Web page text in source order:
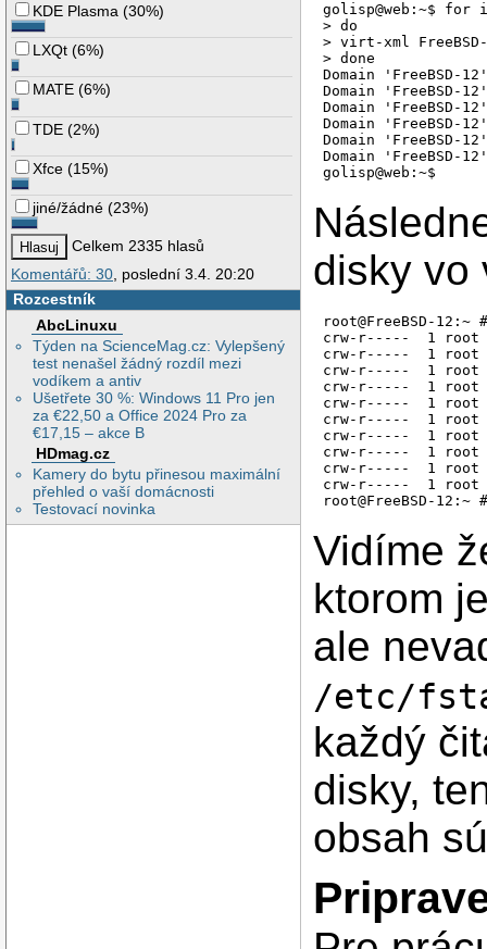
KDE Plasma (30%)
LXQt (6%)
MATE (6%)
TDE (2%)
Xfce (15%)
jiné/žádné (23%)
Celkem 2335 hlasů
Komentářů: 30 , poslední 3.4. 20:20
Rozcestník
AbcLinuxu
Týden na ScienceMag.cz: Vylepšený
test nenašel žádný rozdíl mezi
vodíkem a antiv
Ušetřete 30 %: Windows 11 Pro jen
za €22,50 a Office 2024 Pro za
€17,15 – akce B
HDmag.cz
Kamery do bytu přinesou maximální
přehled o vaší domácnosti
Testovací novinka
golisp@web:~$
> do
> virt-xml
> done
Domain 'FreeBSD-
Domain 'FreeBSD-
Domain 'FreeBSD-
Domain 'FreeBSD-
Domain 'FreeBSD-
Domain 'FreeBSD-
disky vo
root@FreeBSD-
crw-r-----  1 root
crw-r-----  1 root
crw-r-----  1 root
crw-r-----  1 root
crw-r-----  1 root
crw-r-----  1 root
crw-r-----  1 root
crw-r-----  1 root
crw-r-----  1 root
crw-r-----  1 root
Vidíme
ktorom
ale
/etc/
každý
disky,
obsah